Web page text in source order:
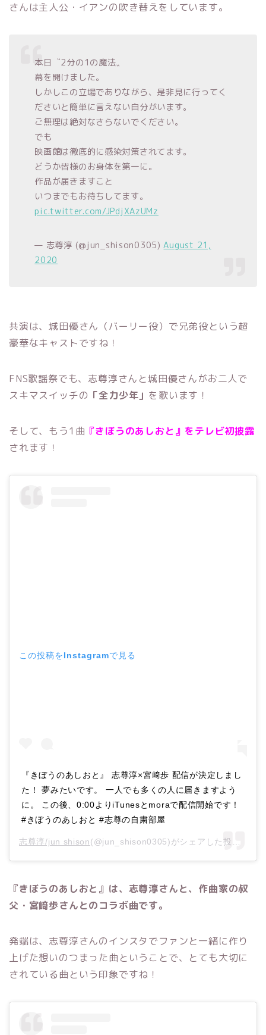
さんは主人公・イアンの吹き替えをしています。
本日〝2分の1の魔法〟
幕を開けました。
しかしこの立場でありながら、是非見に行ってく
ださいと簡単に言えない自分がいます。
ご無理は絶対なさらないでください。
でも
映画館は徹底的に感染対策されてます。
どうか皆様のお身体を第一に。
作品が届きますこと
いつまでもお待ちしてます。
pic.twitter.com/JPdjXAzUMz
— 志尊淳 (@jun_shison0305)August 21,
2020
共演は、城田優さん（バーリー役）で兄弟役という超
豪華なキャストですね！
FNS歌謡祭でも、志尊淳さんと城田優さんがお二人で
スキマスイッチの 「全力少年」 を歌います！
そして、もう1曲 『きぼうのあしおと』をテレビ初披露
されます！
この投稿をInstagramで見る
‪『きぼうのあしおと』‬ ‪志尊淳×宮﨑歩‬ ‪配信が決定しまし
た！‬ 夢みたいです。 一人でも多くの人に届きますよう
に。 ‪この後、0:00よりiTunesとmoraで配信開始です！‬
‪#きぼうのあしおと‬ ‪#志尊の自粛部屋‬
志尊淳/jun shison(@jun_shison0305)がシェアした投稿 –
『きぼうのあしおと 』 は、志尊淳さんと、作曲家の叔
父・宮﨑歩さんとのコラボ曲です。
発端は、志尊淳さんのインスタでファンと一緒に作り
上げた想いのつまった曲ということで、とても大切に
されている曲という印象ですね！